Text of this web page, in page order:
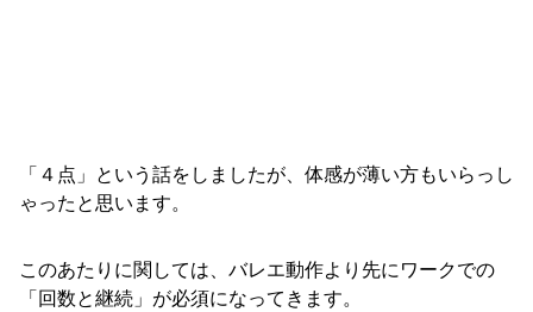
「４点」という話をしましたが、体感が薄い方もいらっし
ゃったと思います。
このあたりに関しては、バレエ動作より先にワークでの
「回数と継続」が必須になってきます。